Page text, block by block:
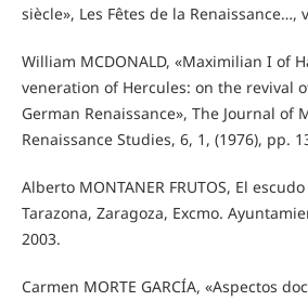
siècle», Les Fêtes de la Renaissance…,
William MCDONALD, «Maximilian I of
veneration of Hercules: on the revival
German Renaissance», The Journal of
Renaissance Studies, 6, 1, (1976), pp.
Alberto MONTANER FRUTOS, El
Tarazona, Zaragoza, Excmo.
2003.
Carmen MORTE GARCÍA, «Aspectos